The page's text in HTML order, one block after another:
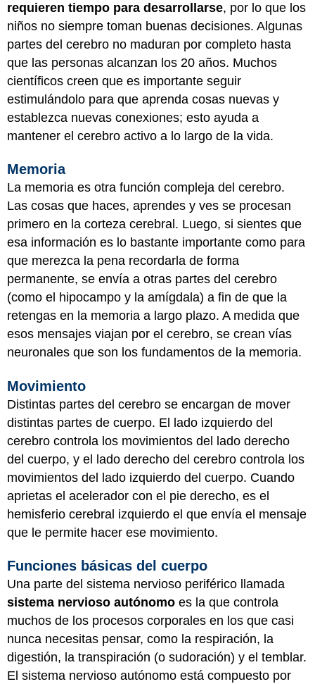
requieren tiempo para desarrollarse, por lo que los
niños no siempre toman buenas decisiones. Algunas
partes del cerebro no maduran por completo hasta
que las personas alcanzan los 20 años. Muchos
científicos creen que es importante seguir
estimulándolo para que aprenda cosas nuevas y
establezca nuevas conexiones; esto ayuda a
mantener el cerebro activo a lo largo de la vida.
Memoria
La memoria es otra función compleja del cerebro.
Las cosas que haces, aprendes y ves se procesan
primero en la corteza cerebral. Luego, si sientes que
esa información es lo bastante importante como para
que merezca la pena recordarla de forma
permanente, se envía a otras partes del cerebro
(como el hipocampo y la amígdala) a fin de que la
retengas en la memoria a largo plazo. A medida que
esos mensajes viajan por el cerebro, se crean vías
neuronales que son los fundamentos de la memoria.
Movimiento
Distintas partes del cerebro se encargan de mover
distintas partes de cuerpo. El lado izquierdo del
cerebro controla los movimientos del lado derecho
del cuerpo, y el lado derecho del cerebro controla los
movimientos del lado izquierdo del cuerpo. Cuando
aprietas el acelerador con el pie derecho, es el
hemisferio cerebral izquierdo el que envía el mensaje
que le permite hacer ese movimiento.
Funciones básicas del cuerpo
Una parte del sistema nervioso periférico llamada
sistema nervioso autónomo es la que controla
muchos de los procesos corporales en los que casi
nunca necesitas pensar, como la respiración, la
digestión, la transpiración (o sudoración) y el temblar.
El sistema nervioso autónomo está compuesto por